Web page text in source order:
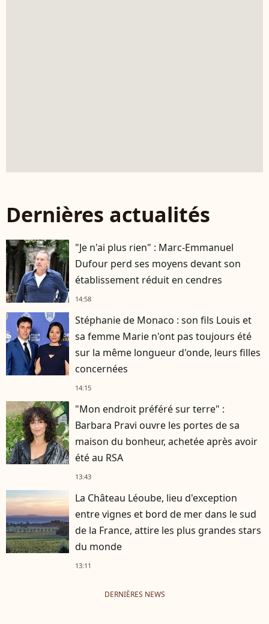
Dernières actualités
"Je n'ai plus rien" : Marc-Emmanuel
Dufour perd ses moyens devant son
établissement réduit en cendres
14:58
Stéphanie de Monaco : son fils Louis et
sa femme Marie n'ont pas toujours été
sur la même longueur d'onde, leurs filles
concernées
14:15
"Mon endroit préféré sur terre" :
Barbara Pravi ouvre les portes de sa
maison du bonheur, achetée après avoir
été au RSA
13:43
La Château Léoube, lieu d'exception
entre vignes et bord de mer dans le sud
de la France, attire les plus grandes stars
du monde
13:11
DERNIÈRES NEWS